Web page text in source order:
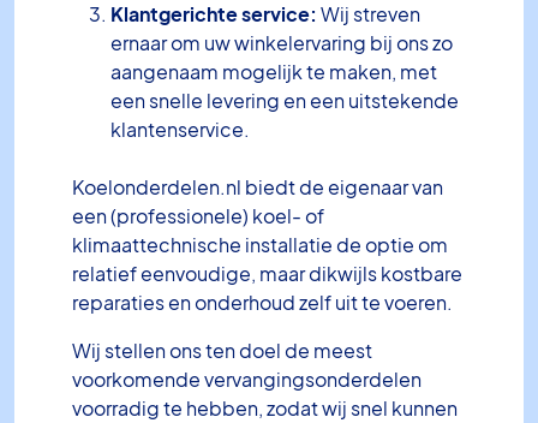
Klantgerichte service: Wij streven
ernaar om uw winkelervaring bij ons zo
aangenaam mogelijk te maken, met
een snelle levering en een uitstekende
klantenservice.
Koelonderdelen.nl biedt de eigenaar van
een (professionele) koel- of
klimaattechnische installatie de optie om
relatief eenvoudige, maar dikwijls kostbare
reparaties en onderhoud zelf uit te voeren.
Wij stellen ons ten doel de meest
voorkomende vervangingsonderdelen
voorradig te hebben, zodat wij snel kunnen